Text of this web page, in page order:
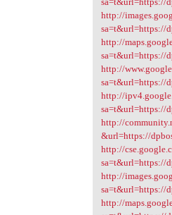
http://
sa=t&url=https://
http://
sa=t&url=https://
http://
sa=t&url=https://
http://
sa=t&url=https://
http://
&url=https://
http://
sa=t&url=https://
http://
sa=t&url=https://
http://